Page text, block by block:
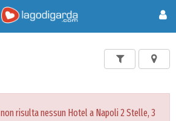
non risulta nessun Hotel a Napoli 2 Stelle, 3